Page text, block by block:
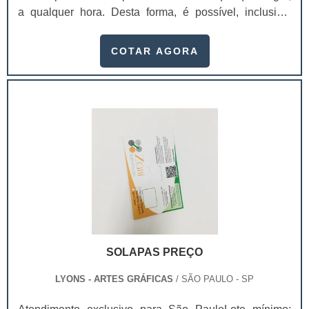
possuem características especiais, e não é para menos.
extremamente relevante. Por esse motivo, a
embalagem é extremamente importante.Por esse
motivo, em interesse de desenvolver cartuchos e caixas
empresa séria, que já esteja atuando no mercado há
identificação perfeita para o seu produto..
a qualquer hora. Desta forma, é possível, inclusive,
a impressão, uma empresa pode ter diversas
serviçoFidelizar a marca;Impor mais
credibilidade;Personalizar os materiais de
folhetos, cartões, catálogos, entre outros documentos, é
importante para não danificar nenhum destes materiais
durante o percurso do transporte. Nestes envelopes são
inseridas informações a respeito tanto do remetente
quanto do destinatário, além dos dados da empresa -
preocupação com envelopar documentos antes de
entregá-los a alguém é uma demonstração de
COTAR AGORA
SOLAPAS PREÇO
LYONS - ARTES GRÁFICAS / SÃO PAULO - SP